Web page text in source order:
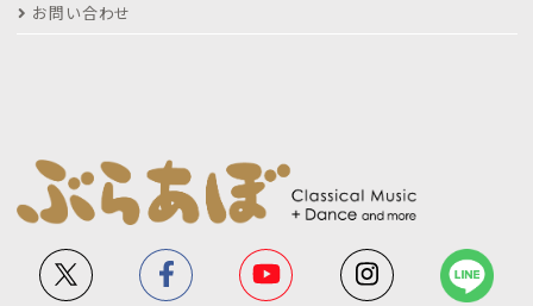
お問い合わせ